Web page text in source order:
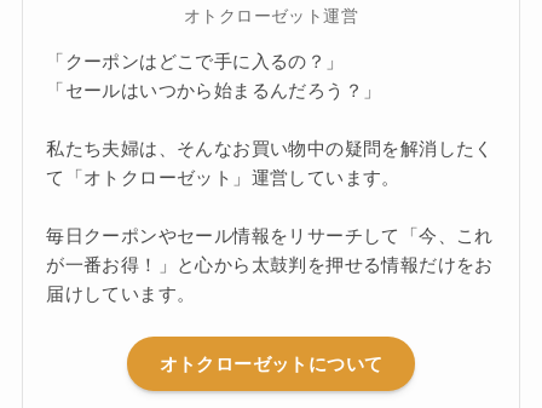
オトクローゼット運営
「クーポンはどこで手に入るの？」
「セールはいつから始まるんだろう？」
私たち夫婦は、そんなお買い物中の疑問を解消したく
て「オトクローゼット」運営しています。
毎日クーポンやセール情報をリサーチして「今、これ
が一番お得！」と心から太鼓判を押せる情報だけをお
届けしています。
オトクローゼットについて